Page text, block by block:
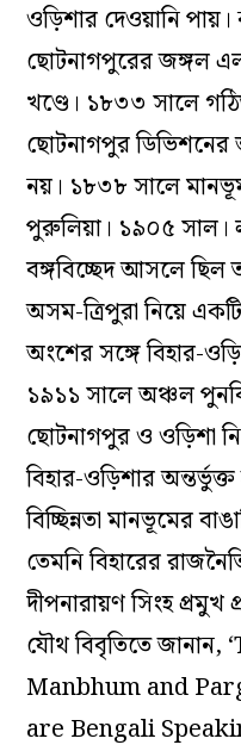
ওড়িশার দেওয়ানি
ছোটনাগপুরের জঙ্গল
খণ্ডে। ১৮৩৩ সালে
ছোটনাগপুর ডিভিশনের
নয়। ১৮৩৮ সালে
পুরুলিয়া। ১৯০৫ সাল।
বঙ্গবিচ্ছেদ আসলে ছিল
অসম-ত্রিপুরা নিয়ে
অংশের সঙ্গে বিহার-
১৯১১ সালে অঞ্চল
ছোটনাগপুর ও ওড়িশা
বিহার-ওড়িশার
বিচ্ছিন্নতা মানভূমের
তেমনি বিহারের
দীপনারায়ণ সিংহ প্রমুখ
যৌথ বিবৃতিতে
Manbhum and
are Bengali